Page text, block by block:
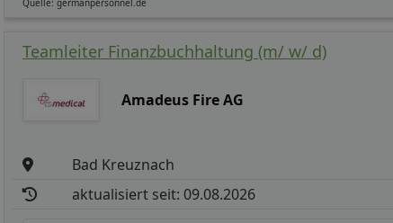
Teamleiter Finanzbuchhaltung (m/ w/ d)
Amadeus Fire AG
Bad Kreuznach
aktualisiert seit: 09.08.2026